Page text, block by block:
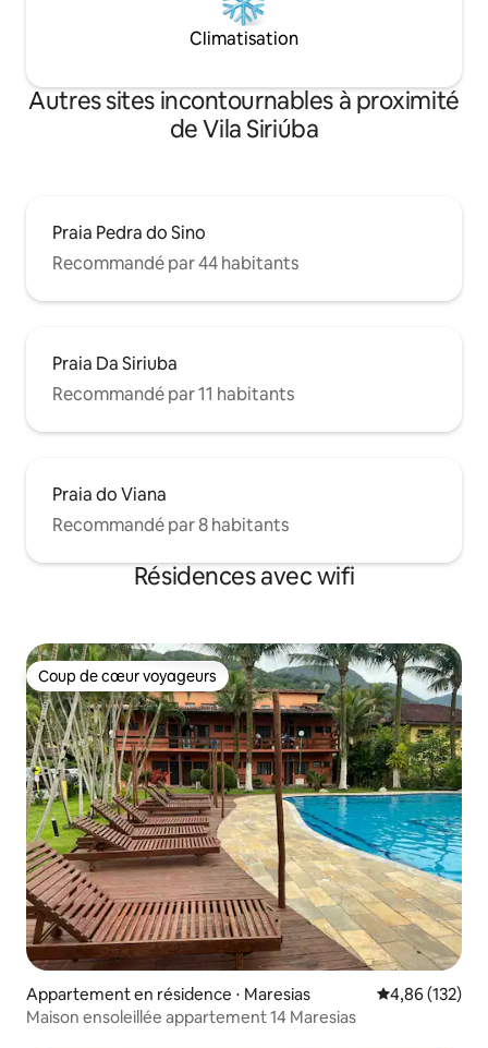
Climatisation
Autres sites incontournables à proximité
de Vila Siriúba
Praia Pedra do Sino
Recommandé par 44 habitants
Praia Da Siriuba
Recommandé par 11 habitants
Praia do Viana
Recommandé par 8 habitants
Résidences avec wifi
Coup de cœur voyageurs
Coup de cœur voyageurs
Appartement en résidence ⋅ Maresias Évaluation
4,86 (132)
Maison ensoleillée appartement 14 Maresias